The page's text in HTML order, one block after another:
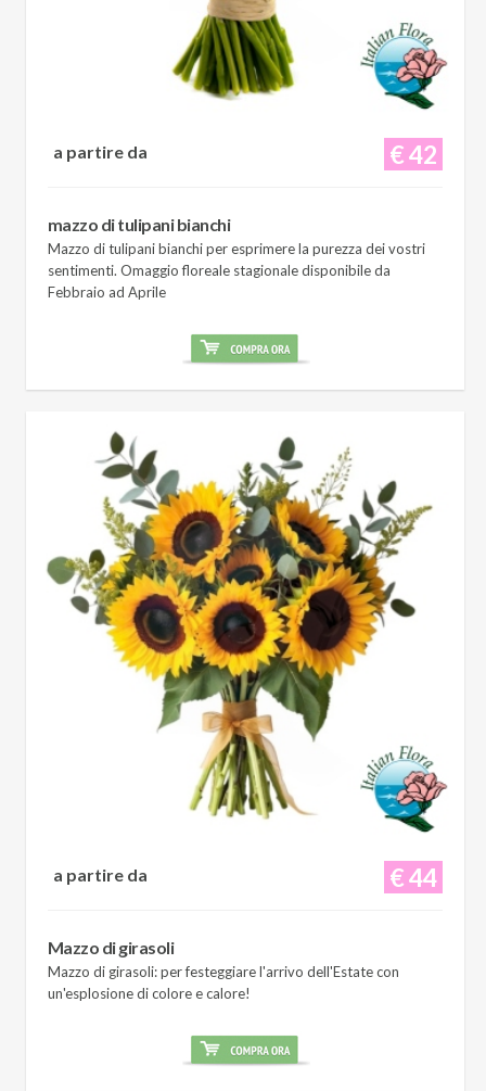
€ 42
a partire da
mazzo di tulipani bianchi
Mazzo di tulipani bianchi per esprimere la purezza dei vostri
sentimenti. Omaggio floreale stagionale disponibile da
Febbraio ad Aprile
€ 44
a partire da
Mazzo di girasoli
Mazzo di girasoli: per festeggiare l'arrivo dell'Estate con
un'esplosione di colore e calore!